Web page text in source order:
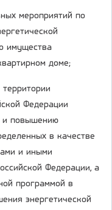
мероприятий по
имущества
доме;
Федерации
и повышению
в качестве
и иными
Федерации, а
программой в
энергетической